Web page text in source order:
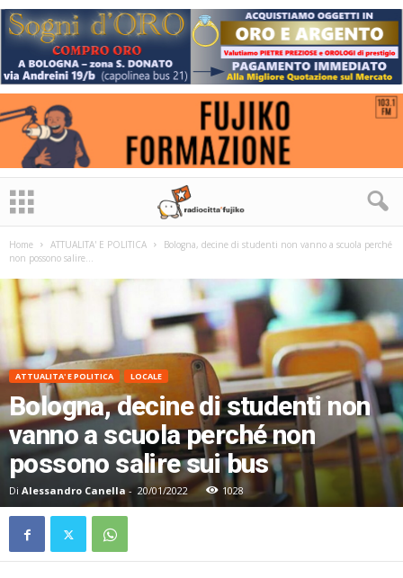
Home ATTUALITA' E POLITICA
Bologna, decine di studenti non vanno a scuola perché
non possono salire...
ATTUALITA' E POLITICA LOCALE
Bologna, decine di studenti non
vanno a scuola perché non
possono salire sui bus
Di Alessandro Canella - 20/01/2022 1028